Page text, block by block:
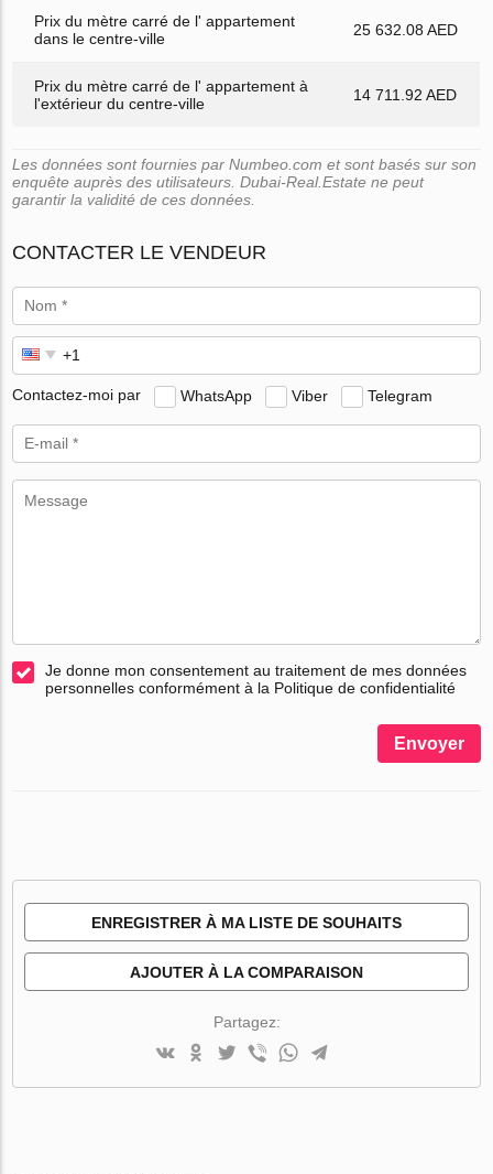
Prix du mètre carré de l' appartement
dans le centre-ville
25 632.08 AED
Prix du mètre carré de l' appartement à
l'extérieur du centre-ville
14 711.92 AED
Les données sont fournies par Numbeo.com et sont basés sur son
enquête auprès des utilisateurs. Dubai-Real.Estate ne peut
garantir la validité de ces données.
CONTACTER LE VENDEUR
Contactez-moi par WhatsApp Viber Telegram
Je donne mon consentement au traitement de mes données
personnelles conformément à la Politique de confidentialité
Envoyer
ENREGISTRER À MA LISTE DE SOUHAITS
AJOUTER À LA COMPARAISON
Partagez: